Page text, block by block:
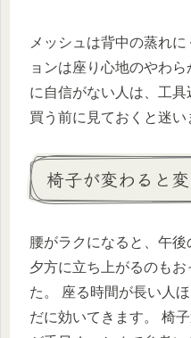
メッシュは背中の蒸れ
ョンは座り心地のやわ
に自信がない人は、工
買う前に見ておくと迷い
椅子が変わると
腰がラクになると、午後
夕方に立ち上がるのも
た。 座る時間が長い人
だに効いてきます。 椅